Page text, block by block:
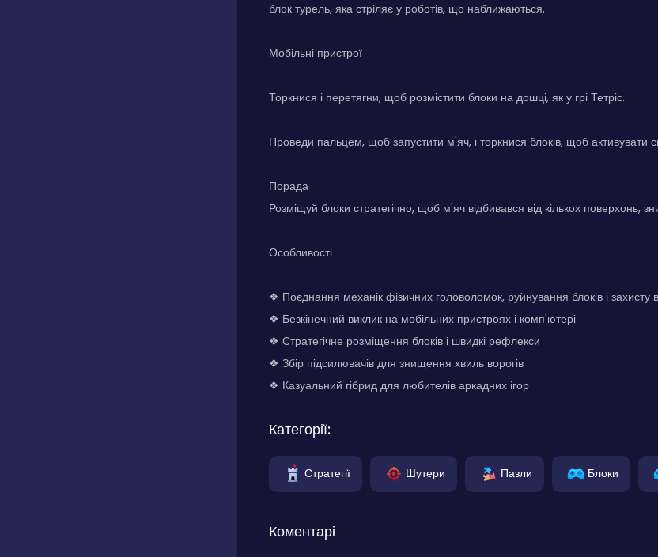
блок турель, яка стріляє у роботів, що наближаються.
Мобільні пристрої
Торкнися і перетягни, щоб розмістити блоки на дошці, як у грі Тетріс.
Проведи пальцем, щоб запустити м'яч, і торкнися блоків, щоб активувати
Порада
Розміщуй блоки стратегічно, щоб м'яч відбивався від кількох поверхонь,
Особливості
❖ Поєднання механік фізичних головоломок, руйнування блоків і захисту
❖ Безкінечний виклик на мобільних пристроях і комп'ютері
❖ Стратегічне розміщення блоків і швидкі рефлекси
❖ Збір підсилювачів для знищення хвиль ворогів
❖ Казуальний гібрид для любителів аркадних ігор
Категорії:
Стратегії Шутери Пазли Блоки
Коментарі